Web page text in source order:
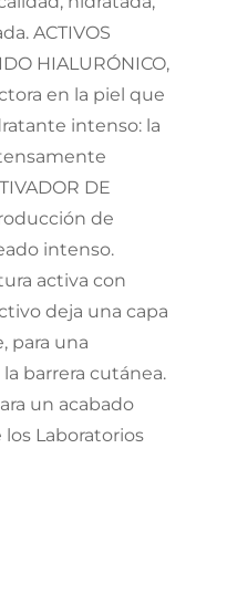
ACTIVOS
HIALURÓNICO,
en la piel que
intenso: la
DE
de
intenso.
activa con
deja una capa
para una
barrera cutánea.
un acabado
los Laboratorios